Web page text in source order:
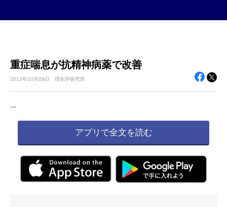
重症喘息が抗精神病薬で改善
2013年10月29日 理化学研究所
...
アプリで全文を読む